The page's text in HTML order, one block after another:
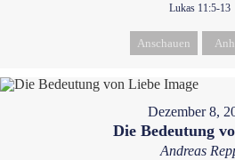
Lukas 11:5-13
Anschauen
Dezember 8,
Die Bedeutung
Andreas